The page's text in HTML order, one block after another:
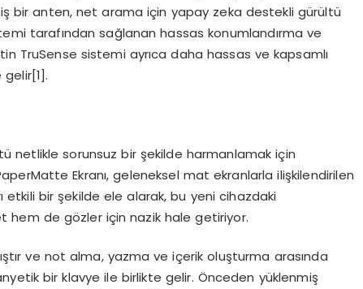
bir anten, net arama için yapay zeka destekli gürültü
tarafından sağlanan hassas konumlandırma ve
TruSense sistemi ayrıca daha hassas ve kapsamlı
gelir[1].
netlikle sorunsuz bir şekilde harmanlamak için
Ekranı, geleneksel mat ekranlarla ilişkilendirilen
etkili bir şekilde ele alarak, bu yeni cihazdaki
hem de gözler için nazik hale getiriyor.
ve not alma, yazma ve içerik oluşturma arasında
bir klavye ile birlikte gelir. Önceden yüklenmiş